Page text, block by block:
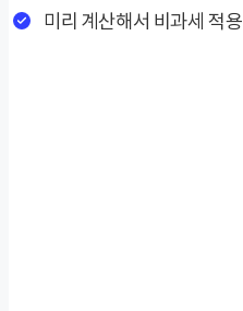
미리 계산해서 비과세 적